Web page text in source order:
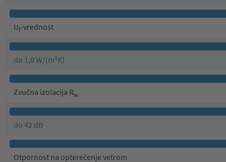
Uf-vrednost
do 1,0 W/(m²K)
Zvučna izolacija Rw
do 42 dB
Otpornost na opterećenje vetrom